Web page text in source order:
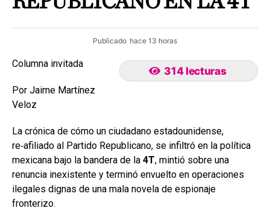
Publicado hace 13 horas
314 lecturas
Columna invitada
Por Jaime Martínez
Veloz
La crónica de cómo un ciudadano estadounidense,
re‑afiliado al Partido Republicano, se infiltró en la política
mexicana bajo la bandera de la 4T, mintió sobre una
renuncia inexistente y terminó envuelto en operaciones
ilegales dignas de una mala novela de espionaje
fronterizo.